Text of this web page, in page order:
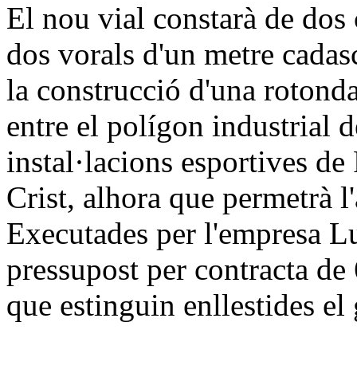
El nou vial constarà de
dos vorals d'un metre
la construcció d'una
entre el polígon industrial
instal·lacions esportives
Crist, alhora que permetrà
Executades per l'empresa
pressupost per contracta
que estinguin enllestides el